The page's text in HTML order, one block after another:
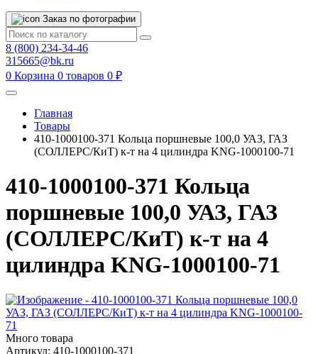
Заказ по фотографии
8 (800) 234-34-46
315665@bk.ru
0 Корзина 0 товаров 0 ₽
Главная
Товары
410-1000100-371 Кольца поршневые 100,0 УАЗ, ГАЗ
(СОЛЛЕРС/КиТ) к-т на 4 цилиндра KNG-1000100-71
410-1000100-371 Кольца
поршневые 100,0 УАЗ, ГАЗ
(СОЛЛЕРС/КиТ) к-т на 4
цилиндра KNG-1000100-71
Много товара
Артикул: 410-1000100-371